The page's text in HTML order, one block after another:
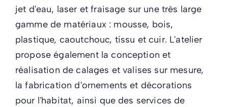
jet d'eau, laser et fraisage sur une très large
gamme de matériaux : mousse, bois,
plastique, caoutchouc, tissu et cuir. L'atelier
propose également la conception et
réalisation de calages et valises sur mesure,
la fabrication d'ornements et décorations
pour l'habitat, ainsi que des services de